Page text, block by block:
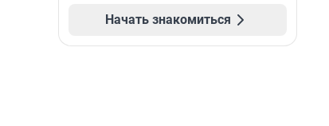
Начать знакомиться